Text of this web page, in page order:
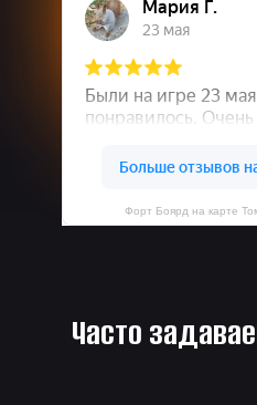
Форт Боярд на карте
Часто